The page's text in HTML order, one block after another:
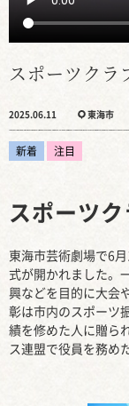
スポーツクラ
2025.06.11 東海市
新着 注目
スポーツ
東海市芸術劇場で6
式が開かれました。
興などを目的に大会
彰は市内のスポーツ
績を修めた人に贈ら
ス連盟で役員を務め